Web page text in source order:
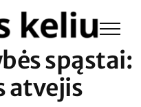
spąstai:
atvejis